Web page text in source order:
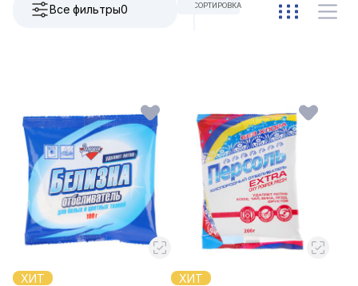
Все фильтры0
СОРТИРОВКА
ХИТ ХИТ